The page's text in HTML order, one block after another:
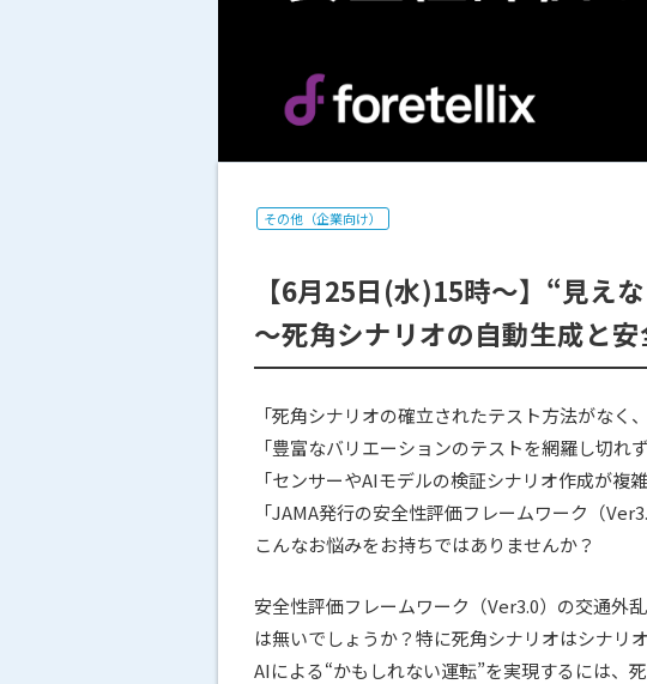
その他（企業向け）
【6月25日(水)15時～】“見え
～死角シナリオの自動生成と
「死角シナリオの確立されたテスト方法がなく
「豊富なバリエーションのテストを網羅し切れ
「センサーやAIモデルの検証シナリオ作成が複
「JAMA発行の安全性評価フレームワーク（
こんなお悩みをお持ちではありませんか？
安全性評価フレームワーク（Ver3.0）の交通外
は無いでしょうか？特に死角シナリオはシナリ
AIによる“かもしれない運転”を実現するには、